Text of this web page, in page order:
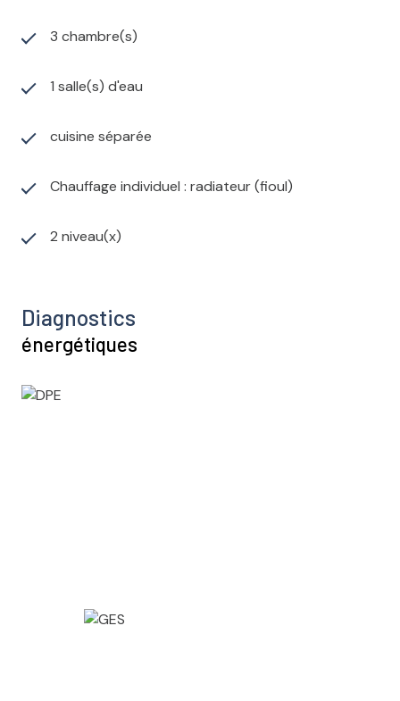
3 chambre(s)
1 salle(s) d'eau
cuisine séparée
Chauffage individuel : radiateur (fioul)
2 niveau(x)
Diagnostics
énergétiques